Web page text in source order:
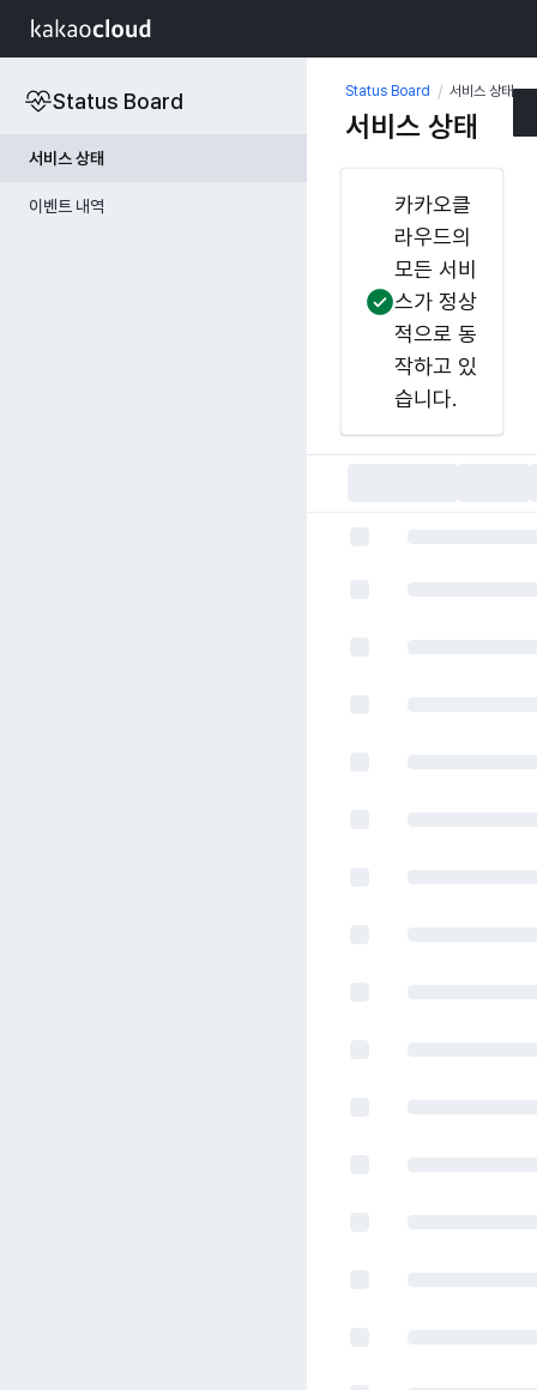
Status Board
서비스 상태
이벤트 내역
Status Board / 서비스 상태
서비스 상태
카카오클
라우드의
모든 서비
스가 정상
적으로 동
작하고 있
습니다.